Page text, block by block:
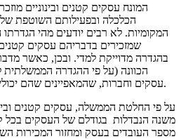
המונח עסקים קטנים ובינוניים
הכלכלה ובפעילותם השוטפת
המקומיות. לא רבים יודעים מהי
שמזכירים בדבריהם עסקים קטנים
בהגדרה מדוייקת למדי. ובכן, כאשר
הכוונה (על פי ההגדרה
עסקים וחברות, שהמאפיינים שהם יכולים להיות שונים בתכלית זה מזה.
על פי החלטת הממשלה, עסקים קטנים
משנה הנבדלות בגודלם של העסקים בכל
מספר העובדים בעסק ומחזור המכירות